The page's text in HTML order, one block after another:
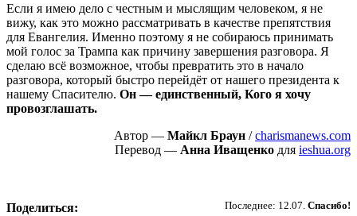
Если я имею дело с честным и мыслящим человеком, я не
вижу, как это можно рассматривать в качестве препятствия
для Евангелия. Именно поэтому я не собираюсь принимать
мой голос за Трампа как причину завершения разговора. Я
сделаю всё возможное, чтобы превратить это в начало
разговора, который быстро перейдёт от нашего президента к
нашему Спасителю. Он — единственный, Кого я хочу
провозглашать.
Автор — Майкл Браун /charismanews.com
Перевод — Анна Иващенко для ieshua.org
Последнее: 12.07. Спасибо!
Поделиться: